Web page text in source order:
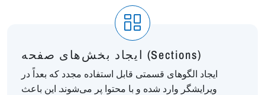
ایجاد بخش‌های صفحه (Sections)
ایجاد الگوهای قسمتی قابل استفاده مجدد که بعداً در
ویرایشگر وارد شده و با محتوا پر می‌شوند. این باعث